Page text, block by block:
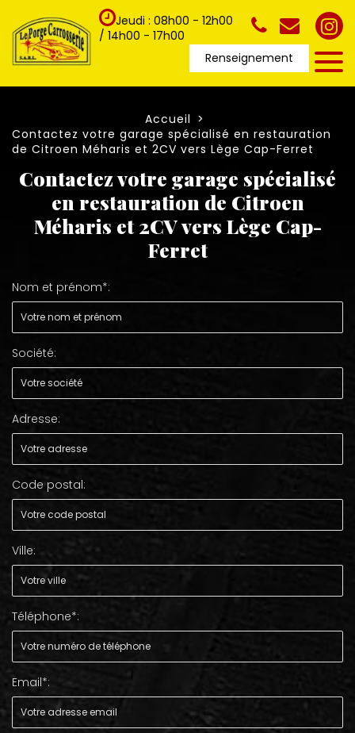
Jeudi : 08h00 - 12h00
/ 14h00 - 17h00
Renseignement
Accueil
Contactez votre garage spécialisé en restauration
de Citroen Méharis et 2CV vers Lège Cap-Ferret
Contactez votre garage spécialisé
en restauration de Citroen
Méharis et 2CV vers Lège Cap-
Ferret
Nom et prénom*:
Société:
Adresse:
Code postal:
Ville:
Téléphone*:
Email*: